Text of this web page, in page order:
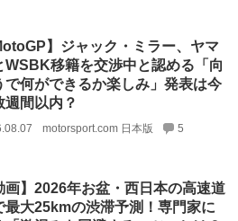
】ジャック・ミラー、ヤマ
WSBK移籍を交渉中と認める「向
で何ができるか楽しみ」発表は今
週間以内？
motorsport.com 日本版 5
画】2026年お盆・西日本の高速道
最大25kmの渋滞予測！専門家に